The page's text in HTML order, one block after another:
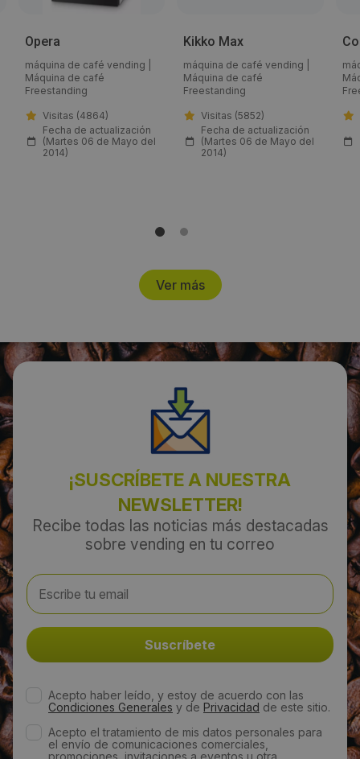
cvsat.aragon@gmail.com
Horario de contacto:
8:00-18:00
Fecha de publicación de producto:
Opera
máquina de café vending
Máquina de café
Freestanding
Visitas (4864)
Fecha de actualización
(Martes 06 de Mayo del
2014)
Kikko Max
máquina de café vending
Máquina de café
Freestanding
Visitas (5852)
Fecha de actualización
(Martes 06 de Mayo del
2014)
Ver más
¡SUSCRÍBETE A NUESTRA
NEWSLETTER!
Recibe todas las noticias más destacadas
sobre vending en tu correo
Acepto haber leído, y estoy de acuerdo con las
Condiciones Generales y de Privacidad de este sitio.
Acepto el tratamiento de mis datos personales para
el envío de comunicaciones comerciales,
promociones, invitaciones a eventos u otra